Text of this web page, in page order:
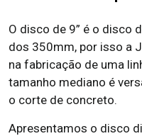
O disco de 9” é o disco
dos 350mm, por isso a
na fabricação de uma
tamanho mediano é
o corte de concreto.
Apresentamos o disco